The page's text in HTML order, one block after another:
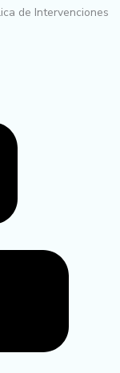
de Intervenciones